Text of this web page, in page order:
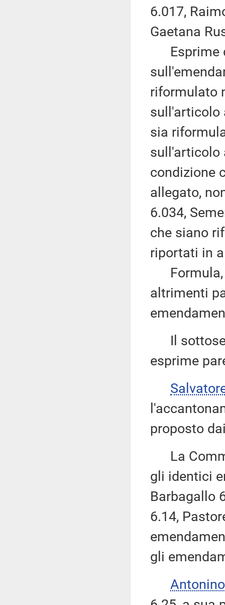
6.017,
Gaetana
Esprime
riformulato
sull'articolo
sia
sull'articolo
condizione
allegato,
6.034,
che siano
riportati in
Formula,
altrimenti
Il
esprime
proposto
La
gli identici
Barbagallo
6.14,
gli